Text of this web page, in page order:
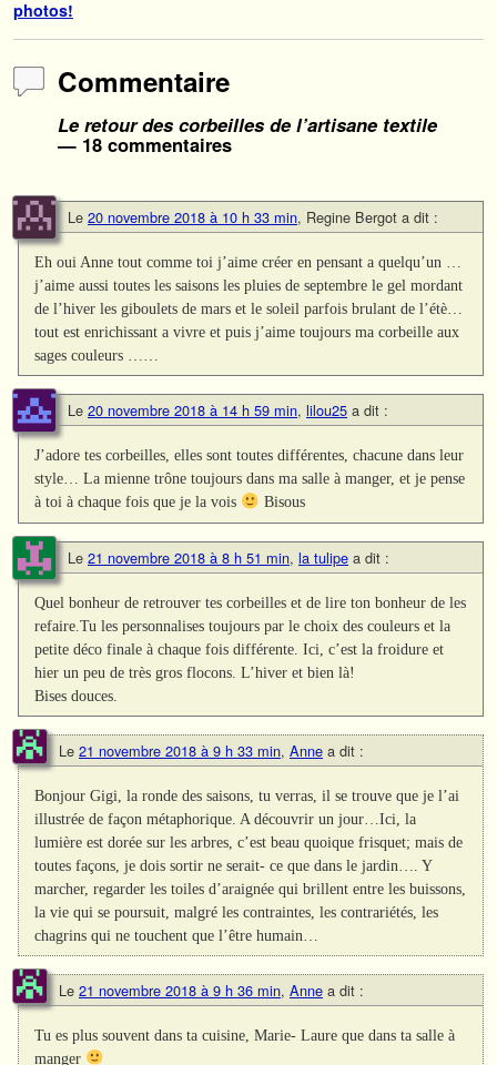
photos!
Commentaire
Le retour des corbeilles de l’artisane textile
— 18 commentaires
Le 20 novembre 2018 à 10 h 33 min, Regine Bergot a dit :
Eh oui Anne tout comme toi j’aime créer en pensant a quelqu’un …
j’aime aussi toutes les saisons les pluies de septembre le gel mordant
de l’hiver les giboulets de mars et le soleil parfois brulant de l’étè…
tout est enrichissant a vivre et puis j’aime toujours ma corbeille aux
sages couleurs ……
Le 20 novembre 2018 à 14 h 59 min, lilou25 a dit :
J’adore tes corbeilles, elles sont toutes différentes, chacune dans leur
style… La mienne trône toujours dans ma salle à manger, et je pense
à toi à chaque fois que je la vois
Bisous
Le 21 novembre 2018 à 8 h 51 min, la tulipe a dit :
Quel bonheur de retrouver tes corbeilles et de lire ton bonheur de les
refaire.Tu les personnalises toujours par le choix des couleurs et la
petite déco finale à chaque fois différente. Ici, c’est la froidure et
hier un peu de très gros flocons. L’hiver et bien là!
Bises douces.
Le 21 novembre 2018 à 9 h 33 min, Anne a dit :
Bonjour Gigi, la ronde des saisons, tu verras, il se trouve que je l’ai
illustrée de façon métaphorique. A découvrir un jour…Ici, la
lumière est dorée sur les arbres, c’est beau quoique frisquet; mais de
toutes façons, je dois sortir ne serait- ce que dans le jardin…. Y
marcher, regarder les toiles d’araignée qui brillent entre les buissons,
la vie qui se poursuit, malgré les contraintes, les contrariétés, les
chagrins qui ne touchent que l’être humain…
Le 21 novembre 2018 à 9 h 36 min, Anne a dit :
Tu es plus souvent dans ta cuisine, Marie- Laure que dans ta salle à
manger